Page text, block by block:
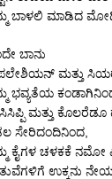
ಬಾಳಲಿ ಮಾಡಿದ
ಬಾನು
ಮತ್ತು
ಭವ್ಯತೆಯ
ಮತ್ತು ಕೊಲರೆಡೂ
ಸೇರಿದಂದಿನಿಂದ,
ಕೈಗಳ ಚಳಕಕೆ ನಮೋ
ಉಕ್ಕನು